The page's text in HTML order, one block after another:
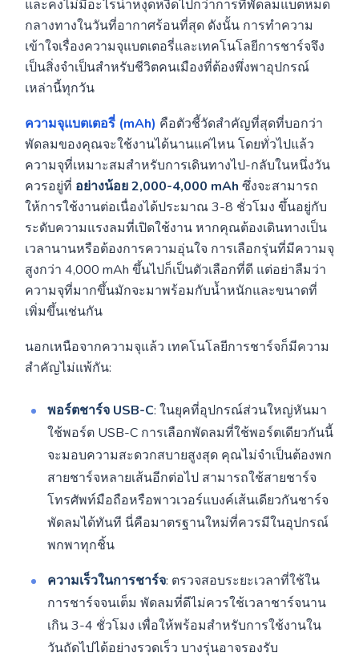
และคงไม่มีอะไรน่าหงุดหงิดไปกว่าการที่พัดลมแบตหมด
กลางทางในวันที่อากาศร้อนที่สุด ดังนั้น การทำความ
เข้าใจเรื่องความจุแบตเตอรี่และเทคโนโลยีการชาร์จจึง
เป็นสิ่งจำเป็นสำหรับชีวิตคนเมืองที่ต้องพึ่งพาอุปกรณ์
เหล่านี้ทุกวัน
ความจุแบตเตอรี่ (mAh) คือตัวชี้วัดสำคัญที่สุดที่บอกว่า
พัดลมของคุณจะใช้งานได้นานแค่ไหน โดยทั่วไปแล้ว
ความจุที่เหมาะสมสำหรับการเดินทางไป-กลับในหนึ่งวัน
ควรอยู่ที่ อย่างน้อย 2,000-4,000 mAh ซึ่งจะสามารถ
ให้การใช้งานต่อเนื่องได้ประมาณ 3-8 ชั่วโมง ขึ้นอยู่กับ
ระดับความแรงลมที่เปิดใช้งาน หากคุณต้องเดินทางเป็น
เวลานานหรือต้องการความอุ่นใจ การเลือกรุ่นที่มีความจุ
สูงกว่า 4,000 mAh ขึ้นไปก็เป็นตัวเลือกที่ดี แต่อย่าลืมว่า
ความจุที่มากขึ้นมักจะมาพร้อมกับน้ำหนักและขนาดที่
เพิ่มขึ้นเช่นกัน
นอกเหนือจากความจุแล้ว เทคโนโลยีการชาร์จก็มีความ
สำคัญไม่แพ้กัน:
พอร์ตชาร์จ USB-C: ในยุคที่อุปกรณ์ส่วนใหญ่หันมา
ใช้พอร์ต USB-C การเลือกพัดลมที่ใช้พอร์ตเดียวกันนี้
จะมอบความสะดวกสบายสูงสุด คุณไม่จำเป็นต้องพก
สายชาร์จหลายเส้นอีกต่อไป สามารถใช้สายชาร์จ
โทรศัพท์มือถือหรือพาวเวอร์แบงค์เส้นเดียวกันชาร์จ
พัดลมได้ทันที นี่คือมาตรฐานใหม่ที่ควรมีในอุปกรณ์
พกพาทุกชิ้น
ความเร็วในการชาร์จ: ตรวจสอบระยะเวลาที่ใช้ใน
การชาร์จจนเต็ม พัดลมที่ดีไม่ควรใช้เวลาชาร์จนาน
เกิน 3-4 ชั่วโมง เพื่อให้พร้อมสำหรับการใช้งานใน
วันถัดไปได้อย่างรวดเร็ว บางรุ่นอาจรองรับ